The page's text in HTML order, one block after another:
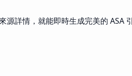
詳情，就能即時生成完美的 ASA